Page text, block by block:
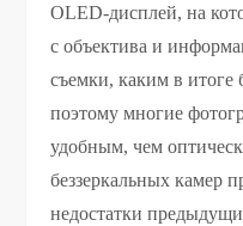
OLED-дисплей, на
с объектива и
съемки, каким в итоге
поэтому многие
удобным, чем
беззеркальных камер
недостатки